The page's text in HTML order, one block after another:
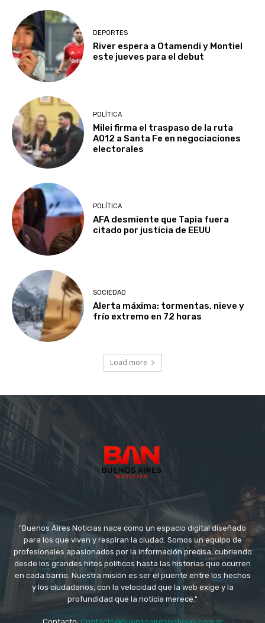
DEPORTES
River espera a Otamendi y Montiel
este jueves para el debut
POLÍTICA
Milei firma el traspaso de la ruta
A012 a Santa Fe en negociaciones
electorales
POLÍTICA
AFA desmiente que Tapia fuera
citado por justicia de EEUU
SOCIEDAD
Alerta máxima: tormentas, nieve y
frío extremo en 72 horas
Load more
"Buenos Aires Noticias nace como un espacio digital diseñado
para los que viven y respiran la ciudad. Somos un equipo de
profesionales apasionados por la información precisa, cubriendo
desde los grandes hitos políticos hasta las historias que ocurren
en cada barrio. Nuestra misión es ser el puente entre los hechos
y los ciudadanos, con la velocidad que la web exige y la
profundidad que la noticia merece."